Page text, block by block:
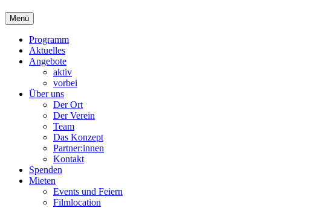
Menü
Programm
Aktuelles
Angebote
aktiv
vorbei
Über uns
Der Ort
Der Verein
Team
Das Konzept
Partner:innen
Kontakt
Spenden
Mieten
Events und Feiern
Filmlocation